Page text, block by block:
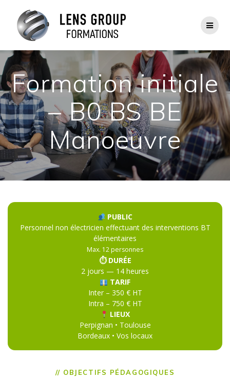
au
contenu
Formation initiale
– B0 BS BE
Manoeuvre
PUBLIC
Personnel non électricien effectuant des interventions BT
élémentaires
Max. 12 personnes
⏱ DURÉE
2 jours — 14 heures
TARIF
Inter – 350 € HT
Intra – 750 € HT
LIEUX
Perpignan • Toulouse
Bordeaux • Vos locaux
// OBJECTIFS PÉDAGOGIQUES